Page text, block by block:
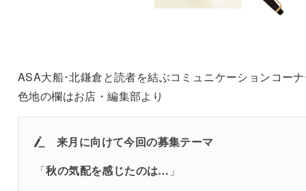
ASA大船･北鎌倉と読者を結ぶコミュニケーションコー
色地の欄はお店・編集部より
来月に向けて今回の募集テーマ
「秋の気配を感じたのは… 」